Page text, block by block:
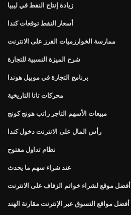
زيادة إنتاج النفط في ليبيا
أسعار النفط توقعات كندا
ممارسة الخوارزميات الفرز على الانترنت
شرح الميزة النسبية للتجارة
برنامج التجارة في موبيل هوندا
محركات تاتا التاريخية
مبيعات الأسهم التاجر راتب هونج كونج
رأس المال على الانترنت دخول كندا
نظام تداول مفتوح
عند شراء سهم ما يحدث
أفضل موقع لشراء خواتم الزفاف على الانترنت
أفضل مواقع التسوق عبر الإنترنت مقارنة الهند